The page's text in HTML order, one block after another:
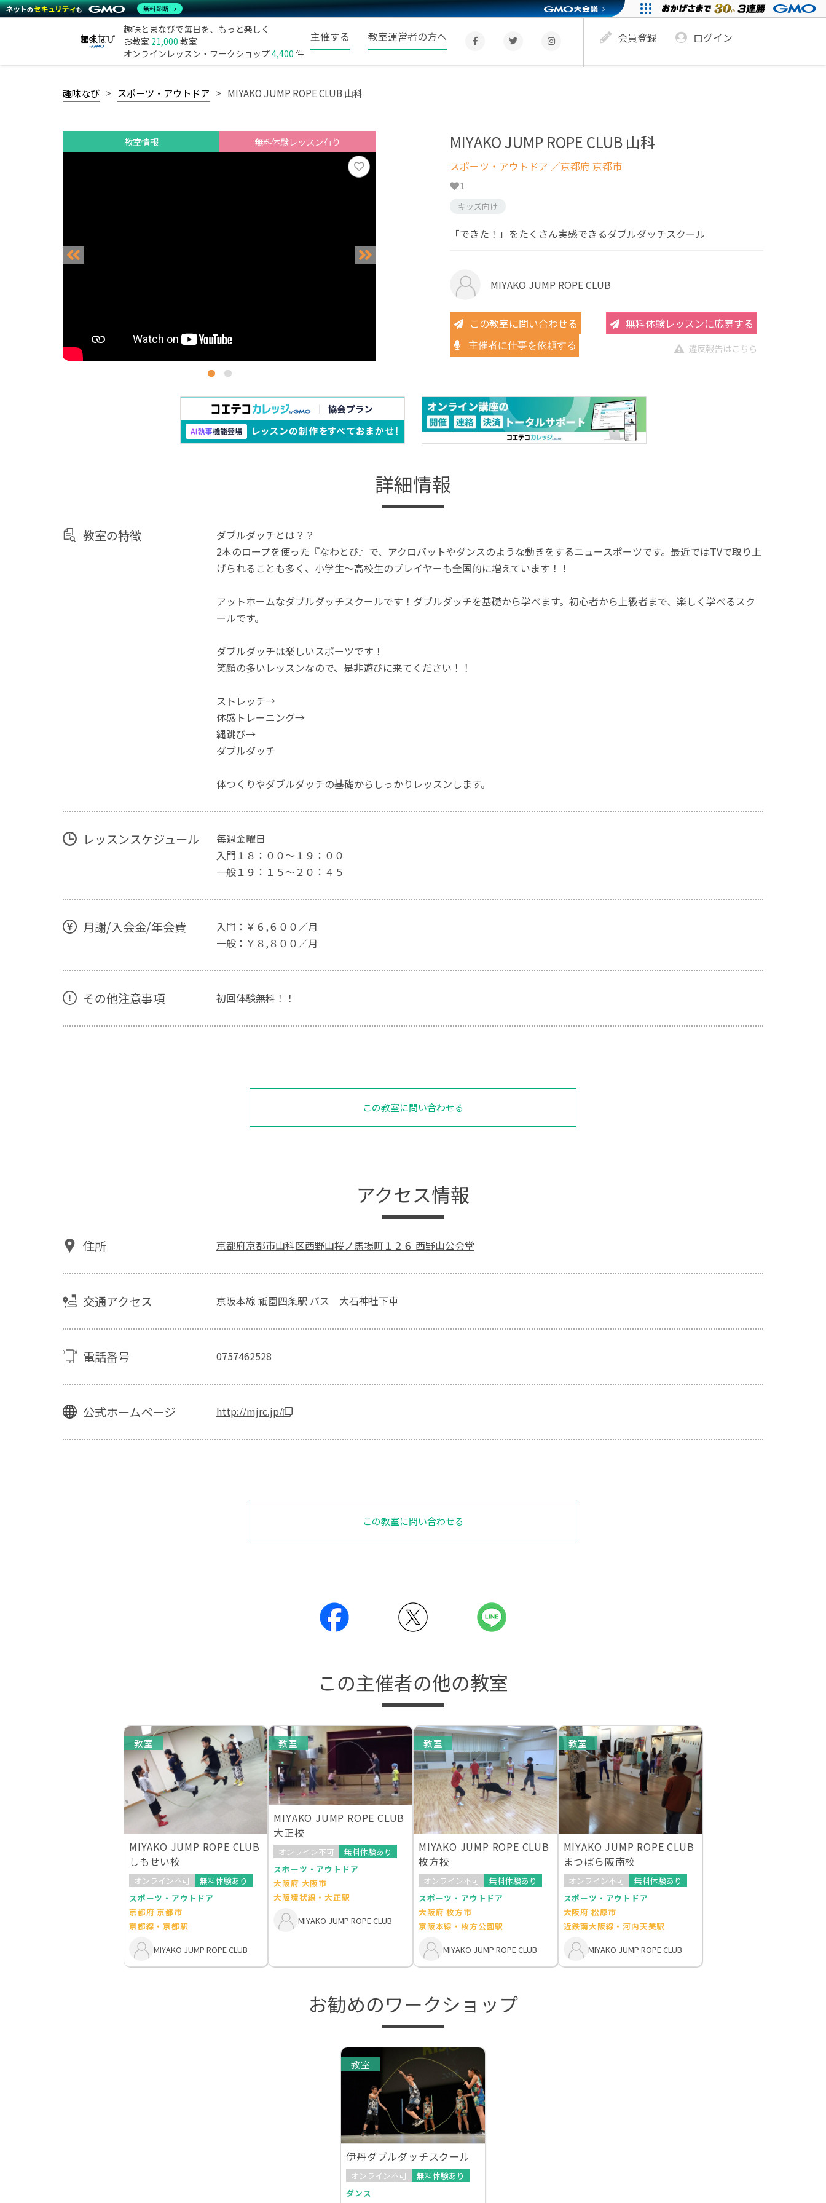
趣味とまなびで毎日を、もっと楽しく
お教室 21,000 教室
オンラインレッスン・ワークショップ4,400 件
主催する 教室運営者の方へ 会員登録 ログイン
趣味なび スポーツ・アウトドア MIYAKO JUMP ROPE CLUB 山科
教室情報 無料体験レッスン有り MIYAKO JUMP ROPE CLUB 山科
スポーツ・アウトドア ／京都府 京都市
1
キッズ向け
「できた！」をたくさん実感できるダブルダッチスクール
MIYAKO JUMP ROPE CLUB
この教室に問い合わせる 無料体験レッスンに応募する
主催者に仕事を依頼する 違反報告はこちら
詳細情報
教室の特徴
ダブルダッチとは？？
2本のロープを使った『なわとび』で、アクロバットやダンスのような動きをするニュースポーツです。最近ではTVで取り上
げられることも多く、小学生〜高校生のプレイヤーも全国的に増えています！！
アットホームなダブルダッチスクールです！ダブルダッチを基礎から学べます。初心者から上級者まで、楽しく学べるスク
ールです。
ダブルダッチは楽しいスポーツです！
笑顔の多いレッスンなので、是非遊びに来てください！！
ストレッチ→
体感トレーニング→
縄跳び→
ダブルダッチ
体つくりやダブルダッチの基礎からしっかりレッスンします。
レッスンスケジュール
毎週金曜日
入門１８：００〜１９：００
一般１９：１５〜２０：４５
月謝/入会金/年会費
入門：￥６,６００／月
一般：￥８,８００／月
その他注意事項 初回体験無料！！
この教室に問い合わせる
アクセス情報
住所 京都府京都市山科区西野山桜ノ馬場町１２６ 西野山公会堂
交通アクセス 京阪本線 祇園四条駅 バス 大石神社下車
電話番号 0757462528
公式ホームページ http://mjrc.jp/
この教室に問い合わせる
この主催者の他の教室
教室
MIYAKO JUMP ROPE CLUB
しもせい校
オンライン不可
無料体験あり
スポーツ・アウトドア
京都府 京都市
京都線・京都駅
MIYAKO JUMP ROPE CLUB
教室
MIYAKO JUMP ROPE CLUB
大正校
オンライン不可
無料体験あり
スポーツ・アウトドア
大阪府 大阪市
大阪環状線・大正駅
MIYAKO JUMP ROPE CLUB
教室
MIYAKO JUMP ROPE CLUB
枚方校
オンライン不可
無料体験あり
スポーツ・アウトドア
大阪府 枚方市
京阪本線・枚方公園駅
MIYAKO JUMP ROPE CLUB
教室
MIYAKO JUMP ROPE CLUB
まつばら阪南校
オンライン不可
無料体験あり
スポーツ・アウトドア
大阪府 松原市
近鉄南大阪線・河内天美駅
MIYAKO JUMP ROPE CLUB
お勧めのワークショップ
教室
伊丹ダブルダッチスクール
オンライン不可
無料体験あり
ダンス
無料診断